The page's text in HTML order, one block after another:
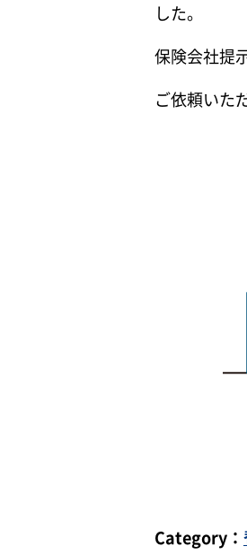
した。
保険会社提
ご依頼いた
Category：